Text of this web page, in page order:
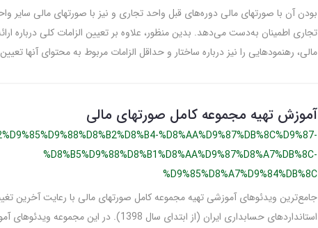
بودن آن با صورتهای مالی دوره‌های قبل واحد تجاری و نیز با صورتهای مالی سایر
تجاری اطمینان به‌دست می‌دهد. بدین منظور، علاوه بر تعیین الزامات کلی درباره
مالی، رهنمودهایی را نیز درباره ساختار و حداقل الزامات مربوط به محتوای آنها
آموزش تهیه مجموعه کامل صورتهای مالی
%D8%AA%D9%87%DB%8C%D9%87-
%D8%B5%D9%88%D8%B1%D8%AA%D9%87%D8%A7%DB%8C-
%D9%85%D8%A7%D9%84%DB%8C
جامع‌ترین ویدئوهای آموزشی تهیه مجموعه کامل صورتهای مالی با رعایت آخرین
استانداردهای حسابداری ایران (از ابتدای سال 1398). در این